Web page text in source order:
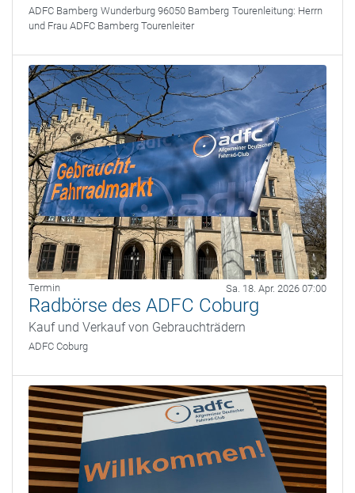
ADFC Bamberg Wunderburg 96050 Bamberg Tourenleitung: Herrn
und Frau ADFC Bamberg Tourenleiter
Termin Sa. 18. Apr. 2026 07:00
Radbörse des ADFC Coburg
Kauf und Verkauf von Gebrauchträdern
ADFC Coburg